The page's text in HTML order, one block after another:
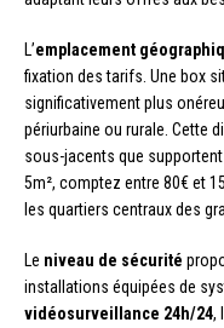
L’emplacement
fixation des tarifs. Une box
significativement plus
périurbaine ou rurale. Cette
sous-jacents que
5m², comptez entre 80€ et
les quartiers centraux des
Le niveau de sécurité
installations équipées de
vidéosurveillance 24h/24,